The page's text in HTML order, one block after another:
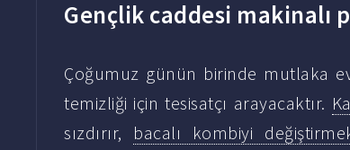
Gençlik caddesi makinalı
Çoğumuz günün birinde mutlaka
temizliği için tesisatçı arayacaktır.
sızdırır, bacalı kombiyi